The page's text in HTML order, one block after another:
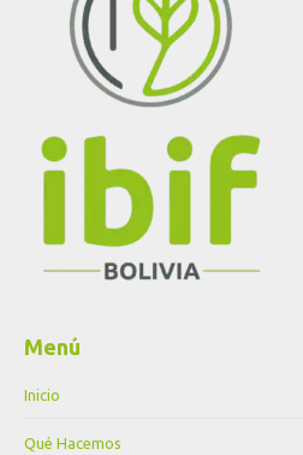
Menú
Inicio
Qué Hacemos